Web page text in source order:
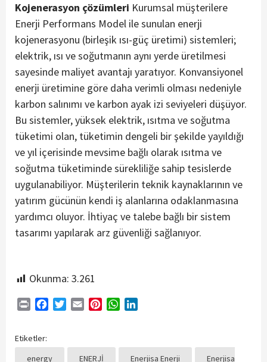
Kojenerasyon çözümleri Kurumsal müşterilere
Enerji Performans Model ile sunulan enerji
kojenerasyonu (birleşik ısı-güç üretimi) sistemleri;
elektrik, ısı ve soğutmanın aynı yerde üretilmesi
sayesinde maliyet avantajı yaratıyor. Konvansiyonel
enerji üretimine göre daha verimli olması nedeniyle
karbon salınımı ve karbon ayak izi seviyeleri düşüyor.
Bu sistemler, yüksek elektrik, ısıtma ve soğutma
tüketimi olan, tüketimin dengeli bir şekilde yayıldığı
ve yıl içerisinde mevsime bağlı olarak ısıtma ve
soğutma tüketiminde sürekliliğe sahip tesislerde
uygulanabiliyor. Müşterilerin teknik kaynaklarının ve
yatırım gücünün kendi iş alanlarına odaklanmasına
yardımcı oluyor. İhtiyaç ve talebe bağlı bir sistem
tasarımı yapılarak arz güvenliği sağlanıyor.
Okunma: 3.261
Print FacebookTwitterEmail PinterestWhatsApp
Etiketler:
energy
ENERJİ Enerjisa Enerji Enerjisa